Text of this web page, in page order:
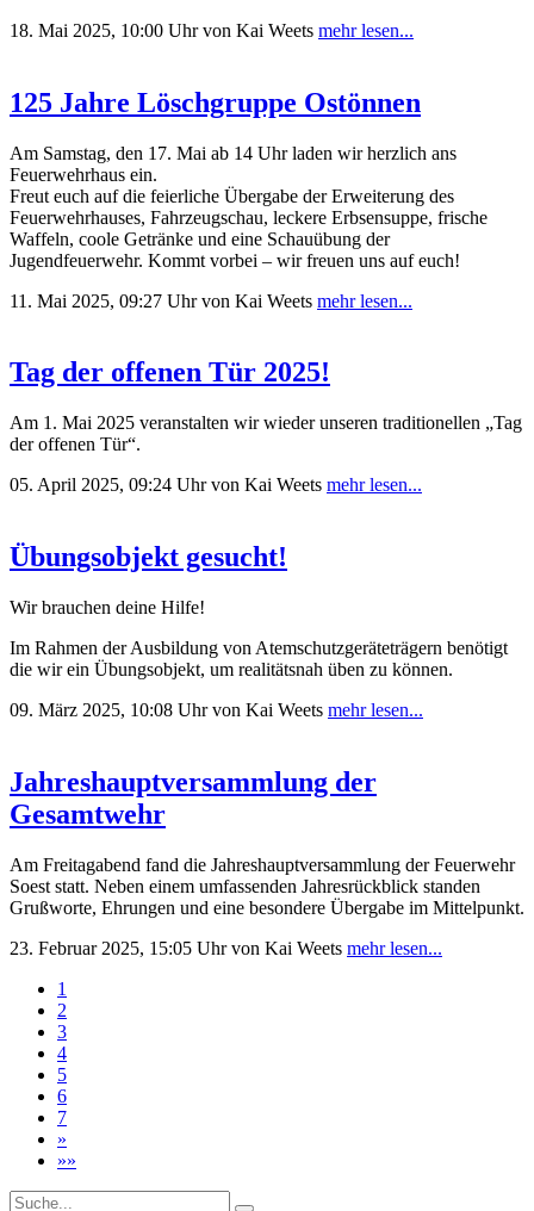
18. Mai 2025, 10:00 Uhr von Kai Weets mehr lesen...
125 Jahre Löschgruppe Ostönnen
Am Samstag, den 17. Mai ab 14 Uhr laden wir herzlich ans
Feuerwehrhaus ein.
Freut euch auf die feierliche Übergabe der Erweiterung des
Feuerwehrhauses, Fahrzeugschau, leckere Erbsensuppe, frische
Waffeln, coole Getränke und eine Schauübung der
Jugendfeuerwehr. Kommt vorbei – wir freuen uns auf euch!
11. Mai 2025, 09:27 Uhr von Kai Weets mehr lesen...
Tag der offenen Tür 2025!
Am 1. Mai 2025 veranstalten wir wieder unseren traditionellen „Tag
der offenen Tür“.
05. April 2025, 09:24 Uhr von Kai Weets mehr lesen...
Übungsobjekt gesucht!
Wir brauchen deine Hilfe!
Im Rahmen der Ausbildung von Atemschutzgeräteträgern benötigt
die wir ein Übungsobjekt, um realitätsnah üben zu können.
09. März 2025, 10:08 Uhr von Kai Weets mehr lesen...
Jahreshauptversammlung der
Gesamtwehr
Am Freitagabend fand die Jahreshauptversammlung der Feuerwehr
Soest statt. Neben einem umfassenden Jahresrückblick standen
Grußworte, Ehrungen und eine besondere Übergabe im Mittelpunkt.
23. Februar 2025, 15:05 Uhr von Kai Weets mehr lesen...
1
2
3
4
5
6
7
»
»»